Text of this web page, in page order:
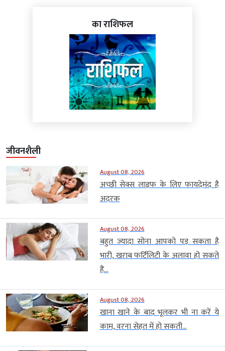
का राशिफल
जीवनशैली
August 08, 2026
अच्छी सेक्स लाइफ के लिए फायदेमंद है
अदरक
August 08, 2026
बहुत ज्यादा सोना आपको पड़ सकता है
भारी, खराब फर्टिलिटी के अलावा हो सकते
हैं...
August 08, 2026
खाना खाने के बाद भूलकर भी ना करें ये
काम, वरना सेहत में हो सकती...